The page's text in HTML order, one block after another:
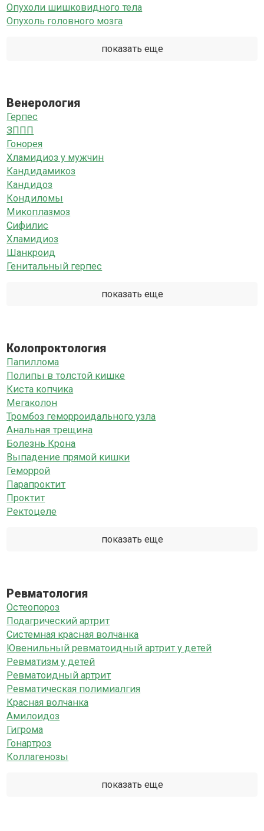
Опухоли шишковидного тела
Опухоль головного мозга
показать еще
Венерология
Герпес
ЗППП
Гонорея
Хламидиоз у мужчин
Кандидамикоз
Кандидоз
Кондиломы
Микоплазмоз
Сифилис
Хламидиоз
Шанкроид
Генитальный герпес
показать еще
Колопроктология
Папиллома
Полипы в толстой кишке
Киста копчика
Мегаколон
Тромбоз геморроидального узла
Анальная трещина
Болезнь Крона
Выпадение прямой кишки
Геморрой
Парапроктит
Проктит
Ректоцеле
показать еще
Ревматология
Остеопороз
Подагрический артрит
Системная красная волчанка
Ювенильный ревматоидный артрит у детей
Ревматизм у детей
Ревматоидный артрит
Ревматическая полимиалгия
Красная волчанка
Амилоидоз
Гигрома
Гонартроз
Коллагенозы
показать еще